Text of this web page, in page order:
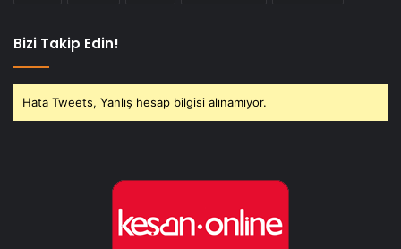
Bizi Takip Edin!
Hata Tweets, Yanlış hesap bilgisi alınamıyor.